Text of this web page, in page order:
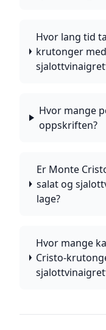
Hvor lang tid
krutonger
Hvor mange
oppskriften?
Er Monte
salat og
lage?
Hvor mange
Cristo-